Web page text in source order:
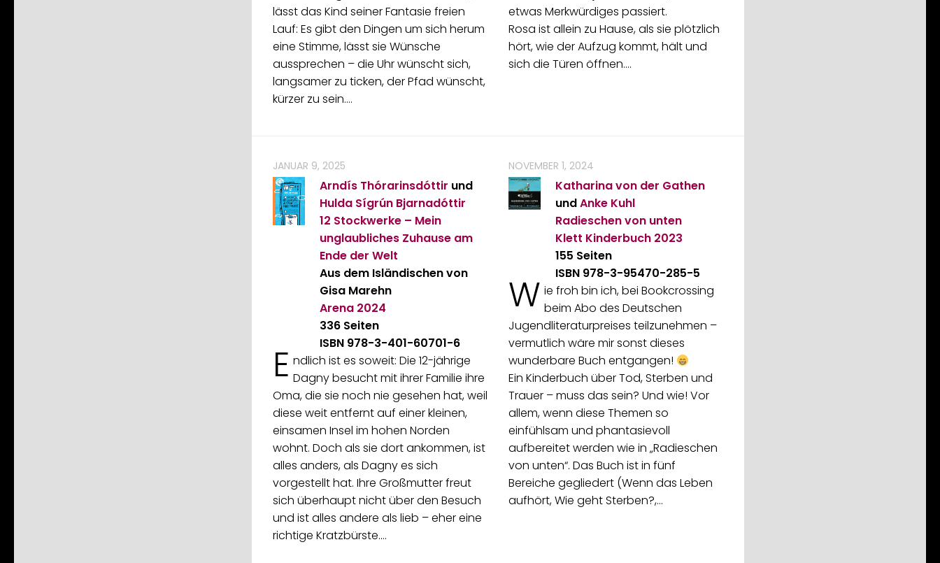
lässt das Kind seiner Fantasie freien
Lauf: Es gibt den Dingen um sich herum
eine Stimme, lässt sie Wünsche
aussprechen – die Uhr wünscht sich,
langsamer zu ticken, der Pfad wünscht,
kürzer zu sein.…
etwas Merkwürdiges passiert.
Rosa ist allein zu Hause, als sie plötzlich
hört, wie der Aufzug kommt, hält und
sich die Türen öffnen.…
JANUAR 9, 2025
Arndís Thórarinsdóttir und
Hulda Sígrún Bjarnadóttir
12 Stockwerke – Mein
unglaubliches Zuhause am
Ende der Welt
Aus dem Isländischen von
Gisa Marehn
Arena 2024
336 Seiten
ISBN 978-3-401-60701-6
E ndlich ist es soweit: Die 12-jährige
Dagny besucht mit ihrer Familie ihre
Oma, die sie noch nie gesehen hat, weil
diese weit entfernt auf einer kleinen,
einsamen Insel im hohen Norden
wohnt. Doch als sie dort ankommen, ist
alles anders, als Dagny es sich
vorgestellt hat. Ihre Großmutter freut
sich überhaupt nicht über den Besuch
und ist alles andere als lieb – eher eine
richtige Kratzbürste.…
NOVEMBER 1, 2024
Katharina von der Gathen
undAnke Kuhl
Radieschen von unten
Klett Kinderbuch 2023
155 Seiten
ISBN 978-3-95470-285-5
W ie froh bin ich, bei Bookcrossing
beim Abo des Deutschen
Jugendliteraturpreises teilzunehmen –
vermutlich wäre mir sonst dieses
wunderbare Buch entgangen!
Ein Kinderbuch über Tod, Sterben und
Trauer – muss das sein? Und wie! Vor
allem, wenn diese Themen so
einfühlsam und phantasievoll
aufbereitet werden wie in „Radieschen
von unten“. Das Buch ist in fünf
Bereiche gegliedert (Wenn das Leben
aufhört, Wie geht Sterben?,…